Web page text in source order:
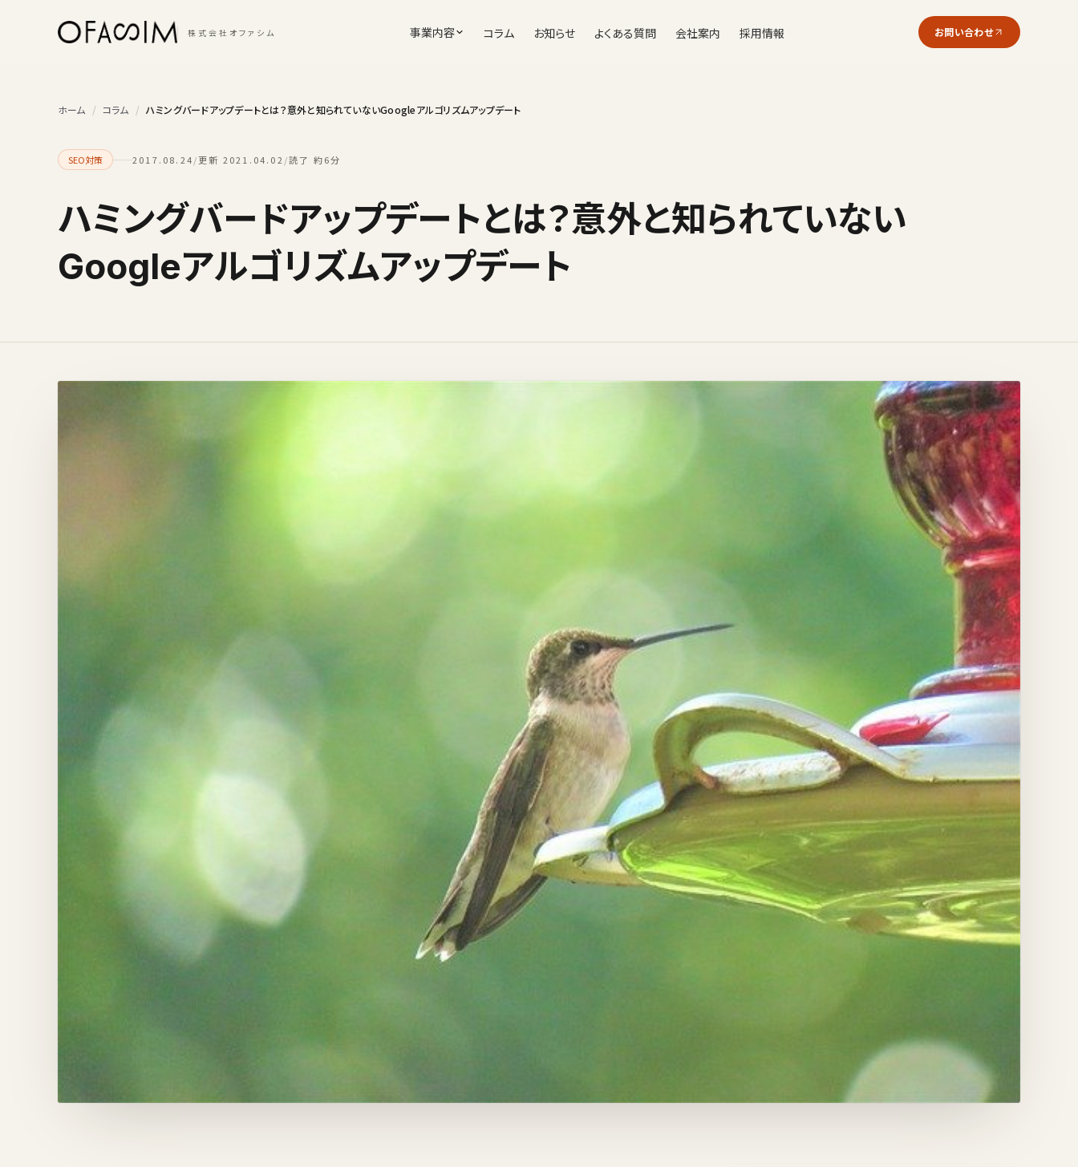
株式会社オファシム 事業内容 コラム お知らせ よくある質問 会社案内 採用情報 お問い合わせ
ホーム / コラム / ハミングバードアップデートとは？意外と知られていないGoogleアルゴリズムアップデート
SEO対策 2017.08.24/更新 2021.04.02 /読了 約6分
ハミングバードアップデートとは？意外と知られていない
Googleアルゴリズムアップデート